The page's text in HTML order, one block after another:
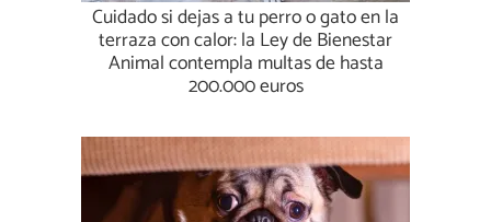
Cuidado si dejas a tu perro o gato en la
terraza con calor: la Ley de Bienestar
Animal contempla multas de hasta
200.000 euros